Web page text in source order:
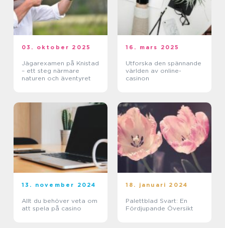
03. oktober 2025
Jägarexamen på Knistad
– ett steg närmare
naturen och äventyret
16. mars 2025
Utforska den spännande
världen av online-
casinon
13. november 2024
Allt du behöver veta om
att spela på casino
18. januari 2024
Palettblad Svart: En
Fördjupande Översikt